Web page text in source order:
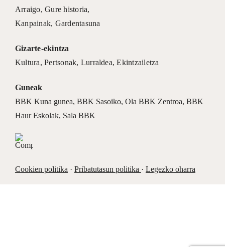
Arraigo,Gure historia,
Kanpainak, Gardentasuna
Gizarte-ekintza
Kultura,Pertsonak, Lurraldea,Ekintzailetza
Guneak
BBK Kuna gunea, BBK Sasoiko, Ola BBK Zentroa, BBK
Haur Eskolak, Sala BBK
Cookien politika · Pribatutasun politika · Legezko oharra